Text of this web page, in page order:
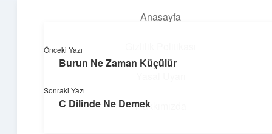
Anasayfa
Hakkımızda
Yumuşak Teknoloji Rehberi
Dijital dünyada huzurlu bir yolculuk!
Önceki Yazı
Burun Ne Zaman Küçülür
Sonraki Yazı
C Dilinde Ne Demek